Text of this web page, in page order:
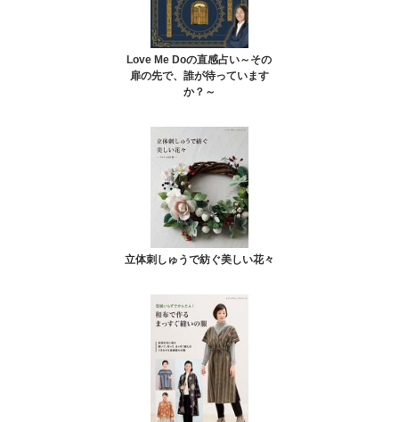
Love Me Doの直感占い～その
扉の先で、誰が待っています
か？～
立体刺しゅうで紡ぐ美しい花々